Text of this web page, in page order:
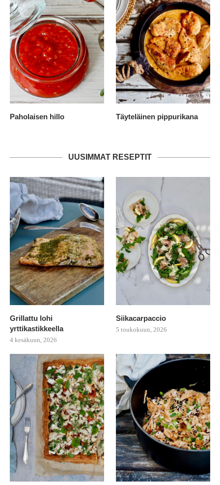
Paholaisen hillo Täyteläinen pippurikana
UUSIMMAT RESEPTIT
Grillattu lohi
yrttikastikkeella
4 kesäkuun, 2026
Siikacarpaccio
5 toukokuun, 2026